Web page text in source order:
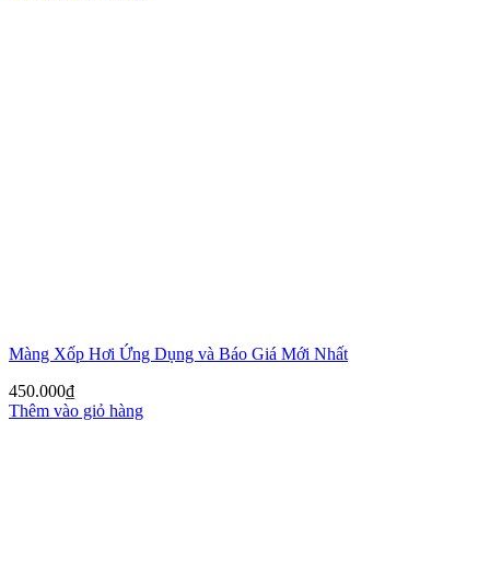
Màng Xốp Hơi Ứng Dụng và Báo Giá Mới Nhất
450.000₫
Thêm vào giỏ hàng